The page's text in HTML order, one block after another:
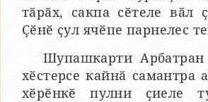
тӑрӑх, сакпа сӗтеле вӑл
Ҫӗнӗ ҫул ячӗпе парнелес
Шупашкарти Арбатран
хӗстерсе кайнӑ самантра
хӗрӗнкӗ пулни ҫиеле